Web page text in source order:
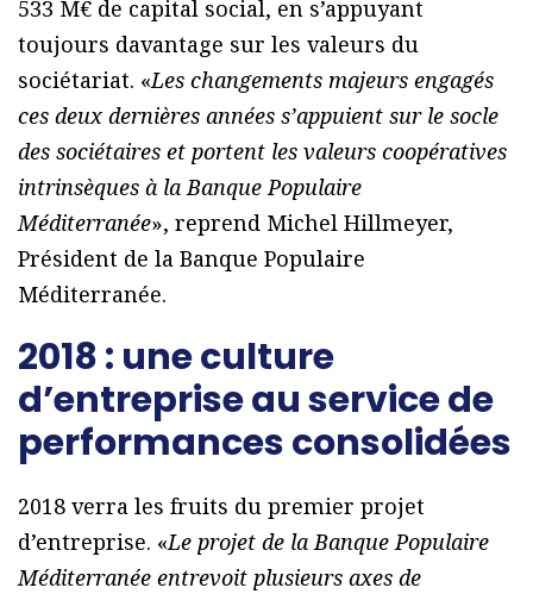
533 M€ de capital social, en s’appuyant
toujours davantage sur les valeurs du
sociétariat. «Les changements majeurs engagés
ces deux dernières années s’appuient sur le socle
des sociétaires et portent les valeurs coopératives
intrinsèques à la Banque Populaire
Méditerranée», reprend Michel Hillmeyer,
Président de la Banque Populaire
Méditerranée.
2018 : une culture
d’entreprise au service de
performances consolidées
2018 verra les fruits du premier projet
d’entreprise. «Le projet de la Banque Populaire
Méditerranée entrevoit plusieurs axes de